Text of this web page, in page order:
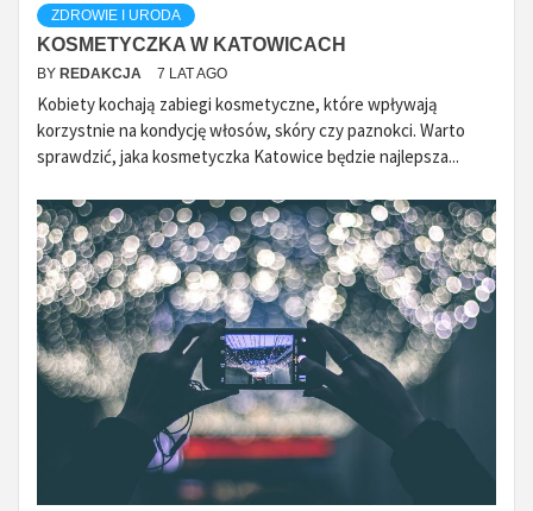
ZDROWIE I URODA
KOSMETYCZKA W KATOWICACH
BY REDAKCJA 7 LAT AGO
Kobiety kochają zabiegi kosmetyczne, które wpływają
korzystnie na kondycję włosów, skóry czy paznokci. Warto
sprawdzić, jaka kosmetyczka Katowice będzie najlepsza...